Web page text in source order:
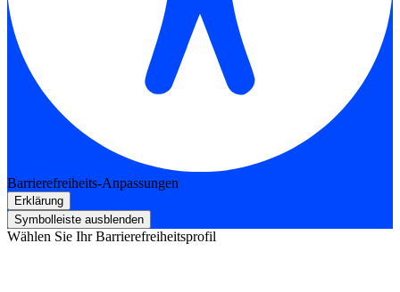
Barrierefreiheits-Anpassungen
Erklärung
Symbolleiste ausblenden
Wählen Sie Ihr Barrierefreiheitsprofil